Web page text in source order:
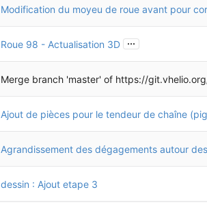
Roue 98 - Actualisation 3D ...
Merge branch 'master' of https://git.vhelio.org/vhelio/
Agrandissement des dégagements autour
dessin : Ajout etape 3